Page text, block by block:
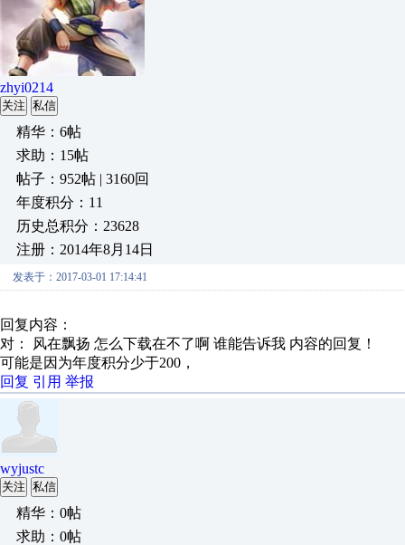
zhyi0214
关注 私信
精华：6帖
求助：15帖
帖子：952帖 | 3160回
年度积分：11
历史总积分：23628
注册：2014年8月14日
发表于：2017-03-01 17:14:41
回复内容：
对： 风在飘扬 怎么下载在不了啊 谁能告诉我 内容的回复！
可能是因为年度积分少于200，
回复 引用 举报
wyjustc
关注 私信
精华：0帖
求助：0帖